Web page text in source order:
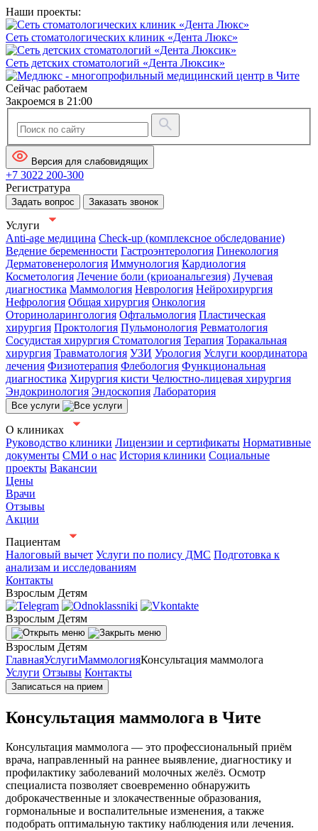
Наши проекты:
Сеть стоматологических клиник «Дента Люкс»
Сеть детских стоматологий «Дента Люксик»
Сейчас работаем
Закроемся в 21:00
Версия для слабовидящих
+7 3022 200-300
Регистратура
Задать вопрос Заказать звонок
Услуги
Anti-age медицина Check-up (комплексное обследование)
Ведение беременности Гастроэнтерология Гинекология
Дерматовенерология Иммунология Кардиология
Косметология Лечение боли (криоанальгезия) Лучевая
диагностика Маммология Неврология Нейрохирургия
Нефрология Общая хирургия Онкология
Оториноларингология Офтальмология Пластическая
хирургия Проктология Пульмонология Ревматология
Сосудистая хирургия Стоматология Терапия Торакальная
хирургия Травматология УЗИ Урология Услуги координатора
лечения Физиотерапия Флебология Функциональная
диагностика Хирургия кисти Челюстно-лицевая хирургия
Эндокринология Эндоскопия Лаборатория
Все услуги
О клиниках
Руководство клиники Лицензии и сертификаты Нормативные
документы СМИ о нас История клиники Социальные
проекты Вакансии
Цены
Врачи
Отзывы
Акции
Пациентам
Налоговый вычет Услуги по полису ДМС Подготовка к
анализам и исследованиям
Контакты
Взрослым Детям
Взрослым Детям
Взрослым Детям
ГлавнаяУслугиМаммологияКонсультация маммолога
Услуги Отзывы Контакты
Записаться на прием
Консультация маммолога в Чите
Консультация маммолога — это профессиональный приём
врача, направленный на раннее выявление, диагностику и
профилактику заболеваний молочных желёз. Осмотр
специалиста позволяет своевременно обнаружить
доброкачественные и злокачественные образования,
гормональные и воспалительные изменения, а также
подобрать оптимальную тактику наблюдения или лечения.